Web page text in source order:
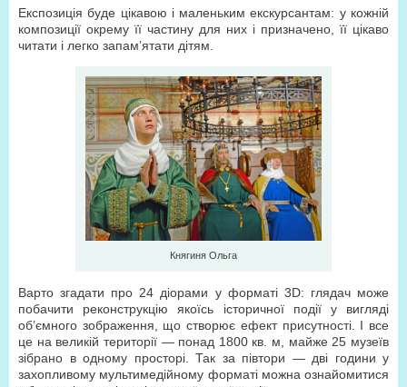
Експозиція буде цікавою і маленьким екскурсантам: у кожній
композиції окрему її частину для них і призначено, її цікаво
читати і легко запам’ятати дітям.
Княгиня Ольга
Варто згадати про 24 діорами у форматі 3D: глядач може
побачити реконструкцію якоїсь історичної події у вигляді
об’ємного зображення, що створює ефект присутності. І все
це на великій території — понад 1800 кв. м, майже 25 музеїв
зібрано в одному просторі. Так за півтори — дві години у
захопливому мультимедійному форматі можна ознайомитися